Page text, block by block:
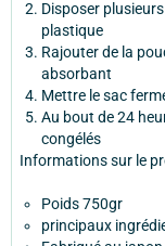
Disposer
plastique
Rajouter de la
absorbant
Mettre le sac
Au bout de 24
congélés
Informations sur le
Poids 750gr
principaux